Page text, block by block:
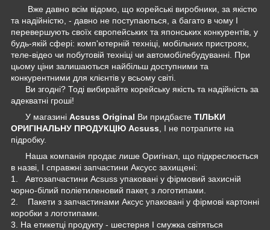
Вже давно всім відомо, що корейські виробники, за якістю
та надійністю, - давно не поступаються, а багато в чому І
перевершують своїх європейських та японських конкурентів, у
будь-якій сфері: комп'ютерній техніці, мобільних пристроях,
теле-відео чи побутовій техніці чи автомобілебудуванні. При
цьому ціни залишаються найбільш доступними та
конкурентними для клієнтів у всьому світі.
Ви згодні? Тоді вибирайте корейську якість та надійність за
адекватні гроші!
У магазині Acsuss Original Ви придбаєте ТІЛЬКИ
ОРИГІНАЛЬНУ ПРОДУКЦІЮ Acsuss , І не потрапите на
підробку.
Наша компанія продає лише Оригінал, що підкреслюється
в назві, І справжні запчастини Аксусс захищені:
1. Автозапчастини Acsuss упаковані у фірмовий захисній
чорно-білий поліетиленовий пакет, з логотипами.
2. Пакети з запчастинами Аксус упаковані у фірмові картонні
коробки з логотипами.
3. На етикетці продукту - шестерня І смужка світяться